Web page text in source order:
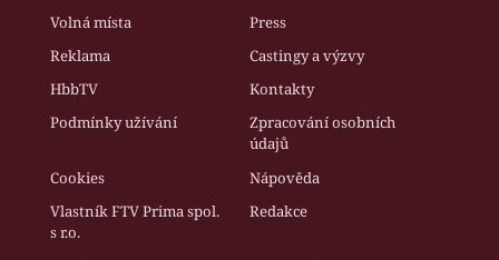
Volná místa
Press
Reklama
Castingy a výzvy
HbbTV
Kontakty
Podmínky užívání
Zpracování osobních
údajů
Cookies
Nápověda
Vlastník FTV Prima spol.
s r.o.
Redakce